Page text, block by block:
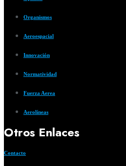
Organismos
Aeroespacial
Innovación
Normatividad
Fuerza Aerea
Aerolíneas
Otros Enlaces
Contacto